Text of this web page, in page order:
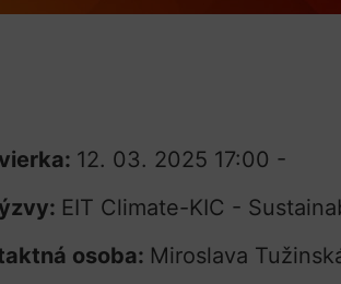
12. 03. 2025 17:00 -
EIT Climate-KIC -
osoba: Miroslava